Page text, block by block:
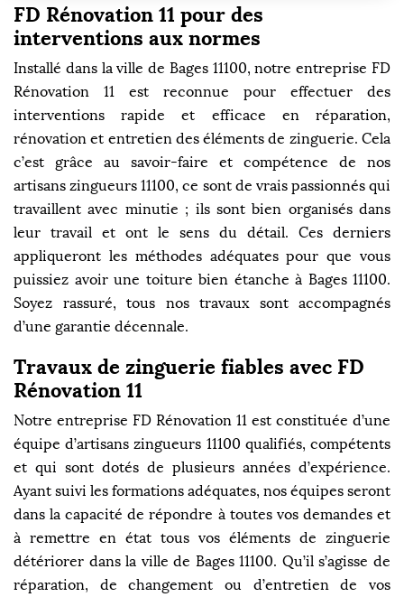
FD Rénovation 11 pour des
interventions aux normes
Installé dans la ville de Bages 11100, notre entreprise FD
Rénovation 11 est reconnue pour effectuer des
interventions rapide et efficace en réparation,
rénovation et entretien des éléments de zinguerie. Cela
c’est grâce au savoir-faire et compétence de nos
artisans zingueurs 11100, ce sont de vrais passionnés qui
travaillent avec minutie ; ils sont bien organisés dans
leur travail et ont le sens du détail. Ces derniers
appliqueront les méthodes adéquates pour que vous
puissiez avoir une toiture bien étanche à Bages 11100.
Soyez rassuré, tous nos travaux sont accompagnés
d’une garantie décennale.
Travaux de zinguerie fiables avec FD
Rénovation 11
Notre entreprise FD Rénovation 11 est constituée d’une
équipe d’artisans zingueurs 11100 qualifiés, compétents
et qui sont dotés de plusieurs années d’expérience.
Ayant suivi les formations adéquates, nos équipes seront
dans la capacité de répondre à toutes vos demandes et
à remettre en état tous vos éléments de zinguerie
détériorer dans la ville de Bages 11100. Qu’il s’agisse de
réparation, de changement ou d’entretien de vos